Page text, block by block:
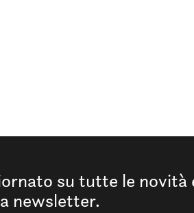
su tutte le novità
newsletter.